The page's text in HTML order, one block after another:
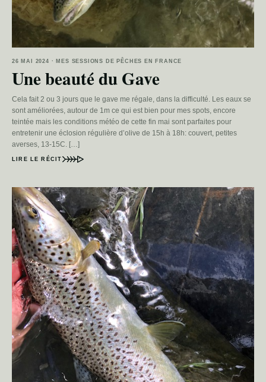
26 MAI 2024 · MES SESSIONS DE PÊCHES EN FRANCE
Une beauté du Gave
Cela fait 2 ou 3 jours que le gave me régale, dans la difficulté. Les eaux se
sont améliorées, autour de 1m ce qui est bien pour mes spots, encore
teintée mais les conditions météo de cette fin mai sont parfaites pour
entretenir une éclosion régulière d’olive de 15h à 18h: couvert, petites
averses, 13-15C. […]
LIRE LE RÉCIT